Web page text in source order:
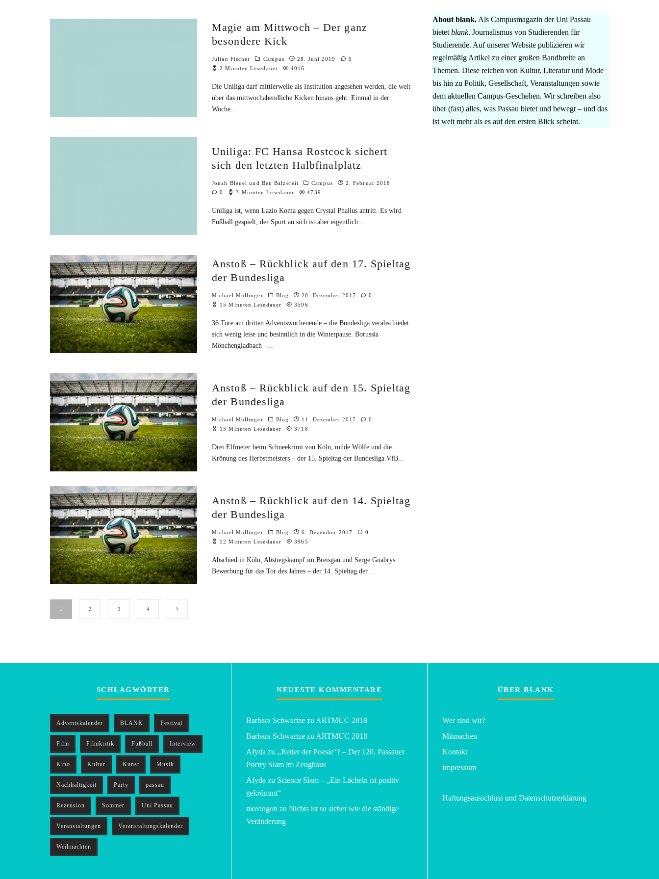
Magie am Mittwoch – Der ganz
besondere Kick
Julian Fischer Campus 28. Juni 2019
0
2 Minuten Lesedauer
4016
Die Uniliga darf mittlerweile als Institution angesehen werden, die weit
über das mittwochabendliche Kicken hinaus geht. Einmal in der
Woche...
Uniliga: FC Hansa Rostcock sichert
sich den letzten Halbfinalplatz
Jonah Bleuel und Ben Balzereit Campus
2. Februar 2018
0
3 Minuten Lesedauer 4739
Uniliga ist, wenn Lazio Koma gegen Crystal Phallus antritt. Es wird
Fußball gespielt, der Sport an sich ist aber eigentlich
Anstoß – Rückblick auf den 17. Spieltag
der Bundesliga
Michael Müllinger Blog 20. Dezember 2017
0
15 Minuten Lesedauer
3596
36 Tore am dritten Adventswochenende – die Bundesliga verabschiedet
sich wenig leise und besinnlich in die Winterpause. Borussia
Mönchengladbach –...
Anstoß – Rückblick auf den 15. Spieltag
der Bundesliga
Michael Müllinger Blog 11. Dezember 2017
0
13 Minuten Lesedauer
3718
Drei Elfmeter beim Schneekrimi von Köln, müde Wölfe und die
Krönung des Herbstmeisters – der 15. Spieltag der Bundesliga VfB
Anstoß – Rückblick auf den 14. Spieltag
der Bundesliga
Michael Müllinger Blog 6. Dezember 2017
0
12 Minuten Lesedauer
3965
Abschied in Köln, Abstiegskampf im Breisgau und Serge Gnabrys
Bewerbung für das Tor des Jahres – der 14. Spieltag der...
1 2 3 4
About blank. Als Campusmagazin der Uni Passau
bietet blank. Journalismus von Studierenden für
Studierende. Auf unserer Website publizieren wir
regelmäßig Artikel zu einer großen Bandbreite an
Themen. Diese reichen von Kultur, Literatur und Mode
bis hin zu Politik, Gesellschaft, Veranstaltungen sowie
dem aktuellen Campus-Geschehen. Wir schreiben also
über (fast) alles, was Passau bietet und bewegt – und das
ist weit mehr als es auf den ersten Blick scheint.
SCHLAGWÖRTER
Adventskalender BLANK Festival
Film Filmkritik Fußball Interview
Kino Kultur Kunst Musik
Nachhaltigkeit Party passau
Rezension Sommer Uni Passau
Veranstaltungen Veranstaltungskalender
Weihnachten
NEUESTE KOMMENTARE
Barbara Schwartze zu ARTMUC 2018
Barbara Schwartze zu ARTMUC 2018
Afyda zu ,,Retter der Poesie“? – Der 120. Passauer
Poetry Slam im Zeughaus
Afyda zu Science Slam – „Ein Lächeln ist positiv
gekrümmt“
movingon zu Nichts ist so sicher wie die ständige
Veränderung
ÜBER BLANK
Wer sind wir?
Mitmachen
Kontakt
Impressum
Haftungsausschluss und Datenschutzerklärung